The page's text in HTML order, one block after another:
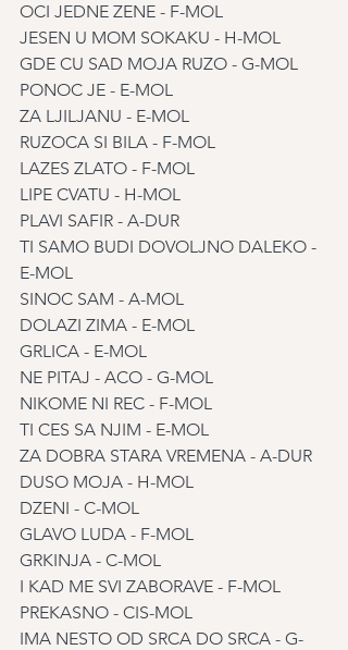
OCI JEDNE ZENE - F-MOL
JESEN U MOM SOKAKU - H-MOL
GDE CU SAD MOJA RUZO - G-MOL
PONOC JE - E-MOL
ZA LJILJANU - E-MOL
RUZOCA SI BILA - F-MOL
LAZES ZLATO - F-MOL
LIPE CVATU - H-MOL
PLAVI SAFIR - A-DUR
TI SAMO BUDI DOVOLJNO DALEKO -
E-MOL
SINOC SAM - A-MOL
DOLAZI ZIMA - E-MOL
GRLICA - E-MOL
NE PITAJ - ACO - G-MOL
NIKOME NI REC - F-MOL
TI CES SA NJIM - E-MOL
ZA DOBRA STARA VREMENA - A-DUR
DUSO MOJA - H-MOL
DZENI - C-MOL
GLAVO LUDA - F-MOL
GRKINJA - C-MOL
I KAD ME SVI ZABORAVE - F-MOL
PREKASNO - CIS-MOL
IMA NESTO OD SRCA DO SRCA - G-